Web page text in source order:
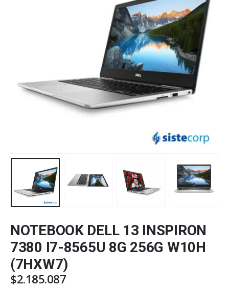
NOTEBOOK DELL 13 INSPIRON
7380 I7-8565U 8G 256G W10H
(7HXW7)
$2.185.087